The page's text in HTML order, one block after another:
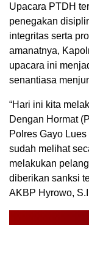
Upacara PTDH
penegakan
integritas serta
amanatnya,
upacara ini
senantiasa
“Hari ini kita
Dengan Hormat
Polres Gayo
sudah melihat
melakukan
diberikan sanksi
AKBP Hyrowo,